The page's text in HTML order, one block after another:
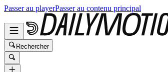
Passer au playerPasser au contenu principal
Rechercher